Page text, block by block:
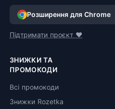
Розширення для Chrome
Підтримати проєкт ❤️
ЗНИЖКИ ТА
ПРОМОКОДИ
Всі промокоди
Знижки Rozetka